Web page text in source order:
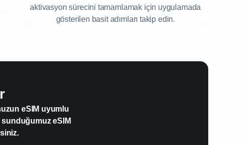
aktivasyon sürecini tamamlamak için uygulamada
gösterilen basit adımları takip edin.
eSIM uyumlu
sunduğumuz eSIM